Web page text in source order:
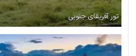
تور آفریقای جنوبی